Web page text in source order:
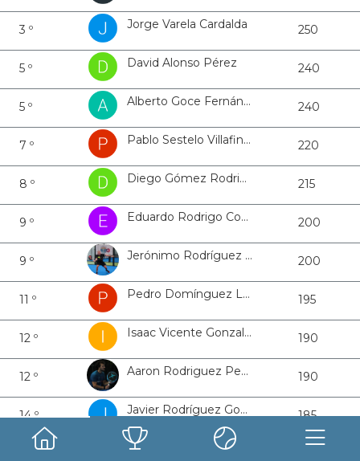
3 º Jorge Varela Cardalda 250
5 º David Alonso Pérez 240
5 º Alberto Goce Fernández 240
7 º Pablo Sestelo Villafines 220
8 º Diego Gómez Rodriguez 215
9 º Eduardo Rodrigo Contreras 200
9 º Jerónimo Rodríguez Fervenza 200
11 º Pedro Domínguez López 195
12 º Isaac Vicente Gonzalez 190
12 º Aaron Rodriguez Pedroso 190
14 º Javier Rodríguez Gonzalez 185
14 º